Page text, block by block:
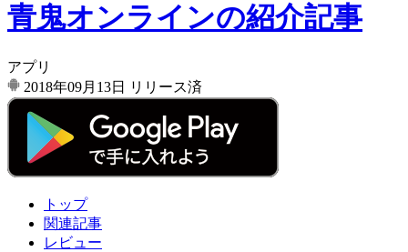
青鬼オンラインの紹介記事
アプリ
2018年09月13日
リリース済
トップ
関連記事
レビュー